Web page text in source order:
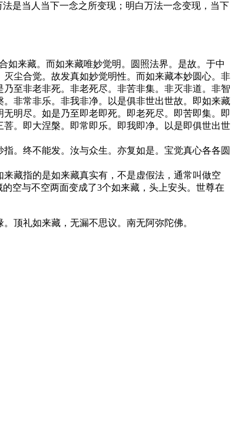
是当人当下一念之所变现；明白万法一念变现，当下
如来藏。而如来藏唯妙觉明。圆照法界。是故。于中
尘合觉。故发真如妙觉明性。而如来藏本妙圆心。非
至非老非死。非老死尽。非苦非集。非灭非道。非智
非常非乐。非我非净。以是俱非世出世故。即如来藏
明尽。如是乃至即老即死。即老死尽。即苦即集。即
。即大涅槃。即常即乐。即我即净。以是即俱世出世
。终不能发。汝与众生。亦复如是。宝觉真心各各圆
藏指的是如来藏真实有，不是虚假法，通常叫做空
空与不空两面变成了3个如来藏，头上安头。世尊在
顶礼如来藏，无漏不思议。南无阿弥陀佛。